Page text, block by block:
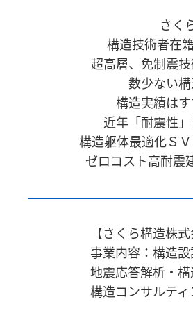
さく
構造技術者在
超高層、免制震
数少ない
構造実績は
近年「耐震性
構造躯体最適化Ｓ
ゼロコスト高耐震
【さくら構造株式
事業内容：構造
地震応答解析・
構造コンサルティ